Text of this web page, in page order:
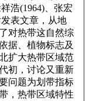
浩(1964)、张宏
表文章，从地
对热带这自然综
据、植物标志及
扩大热带区域范
初，讨论又重新
问题为划带指标
，热带区域特性